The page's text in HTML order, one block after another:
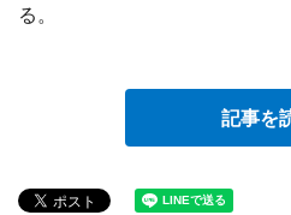
る。
記事を